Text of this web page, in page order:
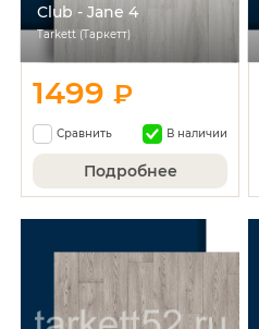
Club - Jane 4
Tarkett (Таркетт)
1499₽
Сравнить В наличии
Подробнее